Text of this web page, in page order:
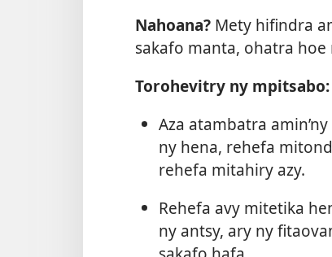
Nahoana? Mety hifindra
sakafo manta, ohatra hoe
Torohevitry ny mpitsabo:
Aza atambatra
ny hena, rehefa
rehefa mitahiry azy.
Rehefa avy mitetika
ny antsy, ary ny